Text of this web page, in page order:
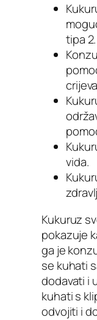
tipa 2.
vida.
Kukuruz
pokazuje
ga je
se kuhati
dodavati i
kuhati s
odvojiti i